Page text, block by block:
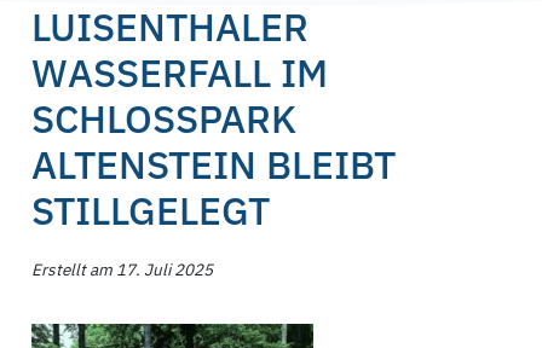
LUISENTHALER
WASSERFALL IM
SCHLOSSPARK
ALTENSTEIN BLEIBT
STILLGELEGT
Erstellt am 17. Juli 2025